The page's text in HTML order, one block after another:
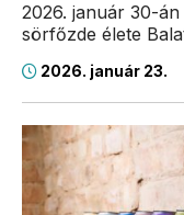
2026. január 30-
sörfőzde élete
2026. január 23.